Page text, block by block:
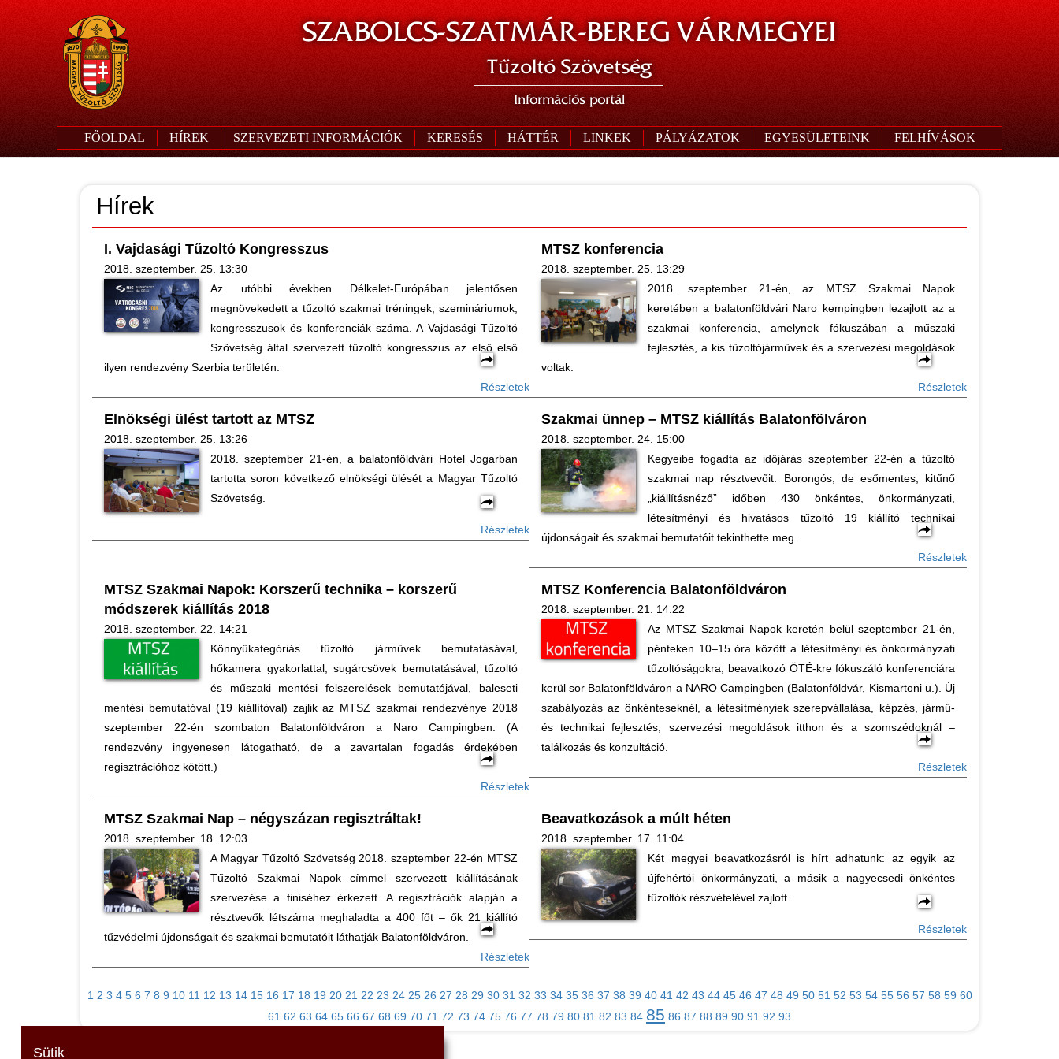
SZABOLCS-SZATMÁR-BEREG VÁRMEGYEI
Tűzoltó Szövetség
Információs portál
FŐOLDAL HÍREK SZERVEZETI INFORMÁCIÓK KERESÉS HÁTTÉR LINKEK PÁLYÁZATOK EGYESÜLETEINK FELHÍVÁSOK
Hírek
I. Vajdasági Tűzoltó Kongresszus
2018. szeptember. 25. 13:30
Az utóbbi években Délkelet-Európában jelentősen
megnövekedett a tűzoltó szakmai tréningek, szemináriumok,
kongresszusok és konferenciák száma. A Vajdasági Tűzoltó
Szövetség által szervezett tűzoltó kongresszus az első első
ilyen rendezvény Szerbia területén.
Részletek
MTSZ konferencia
2018. szeptember. 25. 13:29
2018. szeptember 21-én, az MTSZ Szakmai Napok
keretében a balatonföldvári Naro kempingben lezajlott az a
szakmai konferencia, amelynek fókuszában a műszaki
fejlesztés, a kis tűzoltójárművek és a szervezési megoldások
voltak.
Részletek
Elnökségi ülést tartott az MTSZ
2018. szeptember. 25. 13:26
2018. szeptember 21-én, a balatonföldvári Hotel Jogarban
tartotta soron következő elnökségi ülését a Magyar Tűzoltó
Szövetség.
Részletek
Szakmai ünnep – MTSZ kiállítás Balatonfölváron
2018. szeptember. 24. 15:00
Kegyeibe fogadta az időjárás szeptember 22-én a tűzoltó
szakmai nap résztvevőit. Borongós, de esőmentes, kitűnő
„kiállításnéző” időben 430 önkéntes, önkormányzati,
létesítményi és hivatásos tűzoltó 19 kiállító technikai
újdonságait és szakmai bemutatóit tekinthette meg.
Részletek
MTSZ Szakmai Napok: Korszerű technika – korszerű
módszerek kiállítás 2018
2018. szeptember. 22. 14:21
Könnyűkategóriás tűzoltó járművek bemutatásával,
hőkamera gyakorlattal, sugárcsövek bemutatásával, tűzoltó
és műszaki mentési felszerelések bemutatójával, baleseti
mentési bemutatóval (19 kiállítóval) zajlik az MTSZ szakmai rendezvénye 2018
szeptember 22-én szombaton Balatonföldváron a Naro Campingben. (A
rendezvény ingyenesen látogatható, de a zavartalan fogadás érdekében
regisztrációhoz kötött.)
Részletek
MTSZ Konferencia Balatonföldváron
2018. szeptember. 21. 14:22
Az MTSZ Szakmai Napok keretén belül szeptember 21-én,
pénteken 10–15 óra között a létesítményi és önkormányzati
tűzoltóságokra, beavatkozó ÖTÉ-kre fókuszáló konferenciára
kerül sor Balatonföldváron a NARO Campingben (Balatonföldvár, Kismartoni u.). Új
szabályozás az önkénteseknél, a létesítményiek szerepvállalása, képzés, jármű-
és technikai fejlesztés, szervezési megoldások itthon és a szomszédoknál –
találkozás és konzultáció.
Részletek
MTSZ Szakmai Nap – négyszázan regisztráltak!
2018. szeptember. 18. 12:03
A Magyar Tűzoltó Szövetség 2018. szeptember 22-én MTSZ
Tűzoltó Szakmai Napok címmel szervezett kiállításának
szervezése a finiséhez érkezett. A regisztrációk alapján a
résztvevők létszáma meghaladta a 400 főt – ők 21 kiállító
tűzvédelmi újdonságait és szakmai bemutatóit láthatják Balatonföldváron.
Részletek
Beavatkozások a múlt héten
2018. szeptember. 17. 11:04
Két megyei beavatkozásról is hírt adhatunk: az egyik az
újfehértói önkormányzati, a másik a nagyecsedi önkéntes
tűzoltók részvételével zajlott.
Részletek
1 2 3 4 5 6 7 8 9 10 11 12 13 14 15 16 17 18 19 20 21 22 23 24 25 26 27 28 29 30 31 32 33 34 35 36 37 38 39 40 41 42 43 44 45 46 47 48 49 50 51 52 53 54 55 56 57 58 59 60
61 62 63 64 65 66 67 68 69 70 71 72 73 74 75 76 77 78 79 80 81 82 83 84 85 86 87 88 89 90 91 92 93
Sütik